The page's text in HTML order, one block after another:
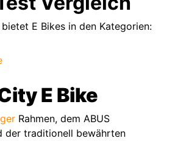
E Bikes in den Kategorien:
E Bike
Rahmen, dem ABUS
der traditionell bewährten